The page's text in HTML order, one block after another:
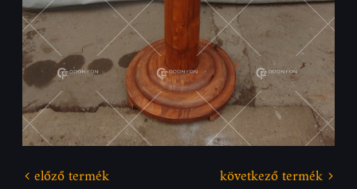
előző termék következő termék